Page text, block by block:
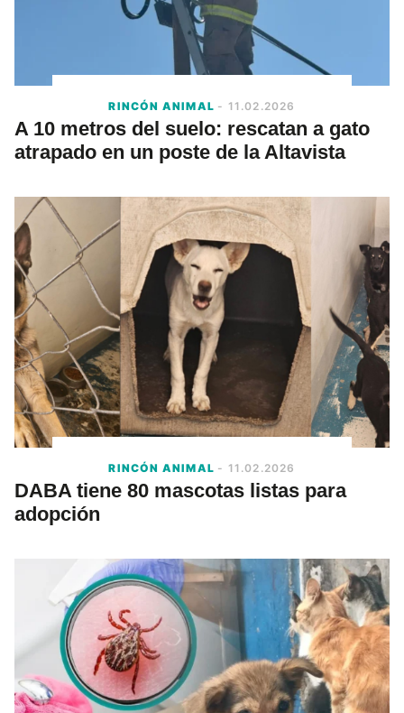
RINCÓN ANIMAL - 11.02.2026
A 10 metros del suelo: rescatan a gato
atrapado en un poste de la Altavista
RINCÓN ANIMAL - 11.02.2026
DABA tiene 80 mascotas listas para
adopción